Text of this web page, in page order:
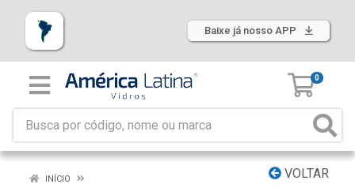
Baixe já nosso APP
0
VOLTAR
INÍCIO